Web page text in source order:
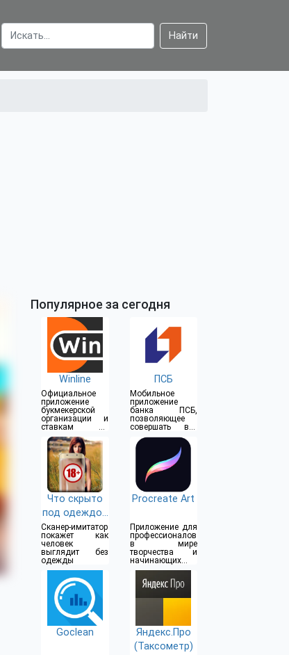
Найти
Популярное за сегодня
Winline
Официальное
приложение
букмекерской
организации и
ставкам на
спорт
ПСБ
Мобильное
приложение
банка ПСБ,
позволяющее
совершать все
операции прямо
из дома
Что скрыто
под одеждой
(18+)
Сканер-имитатор
покажет как
человек
выглядит без
одежды
Procreate Art
Приложение для
профессионалов
в мире
творчества и
начинающих
художников
Goclean
Яндекс.Про
(Таксометр)